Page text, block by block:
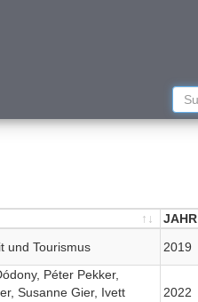
JAHR
und Tourismus 2019
Péter Pekker,
Susanne Gier, Ivett
2022